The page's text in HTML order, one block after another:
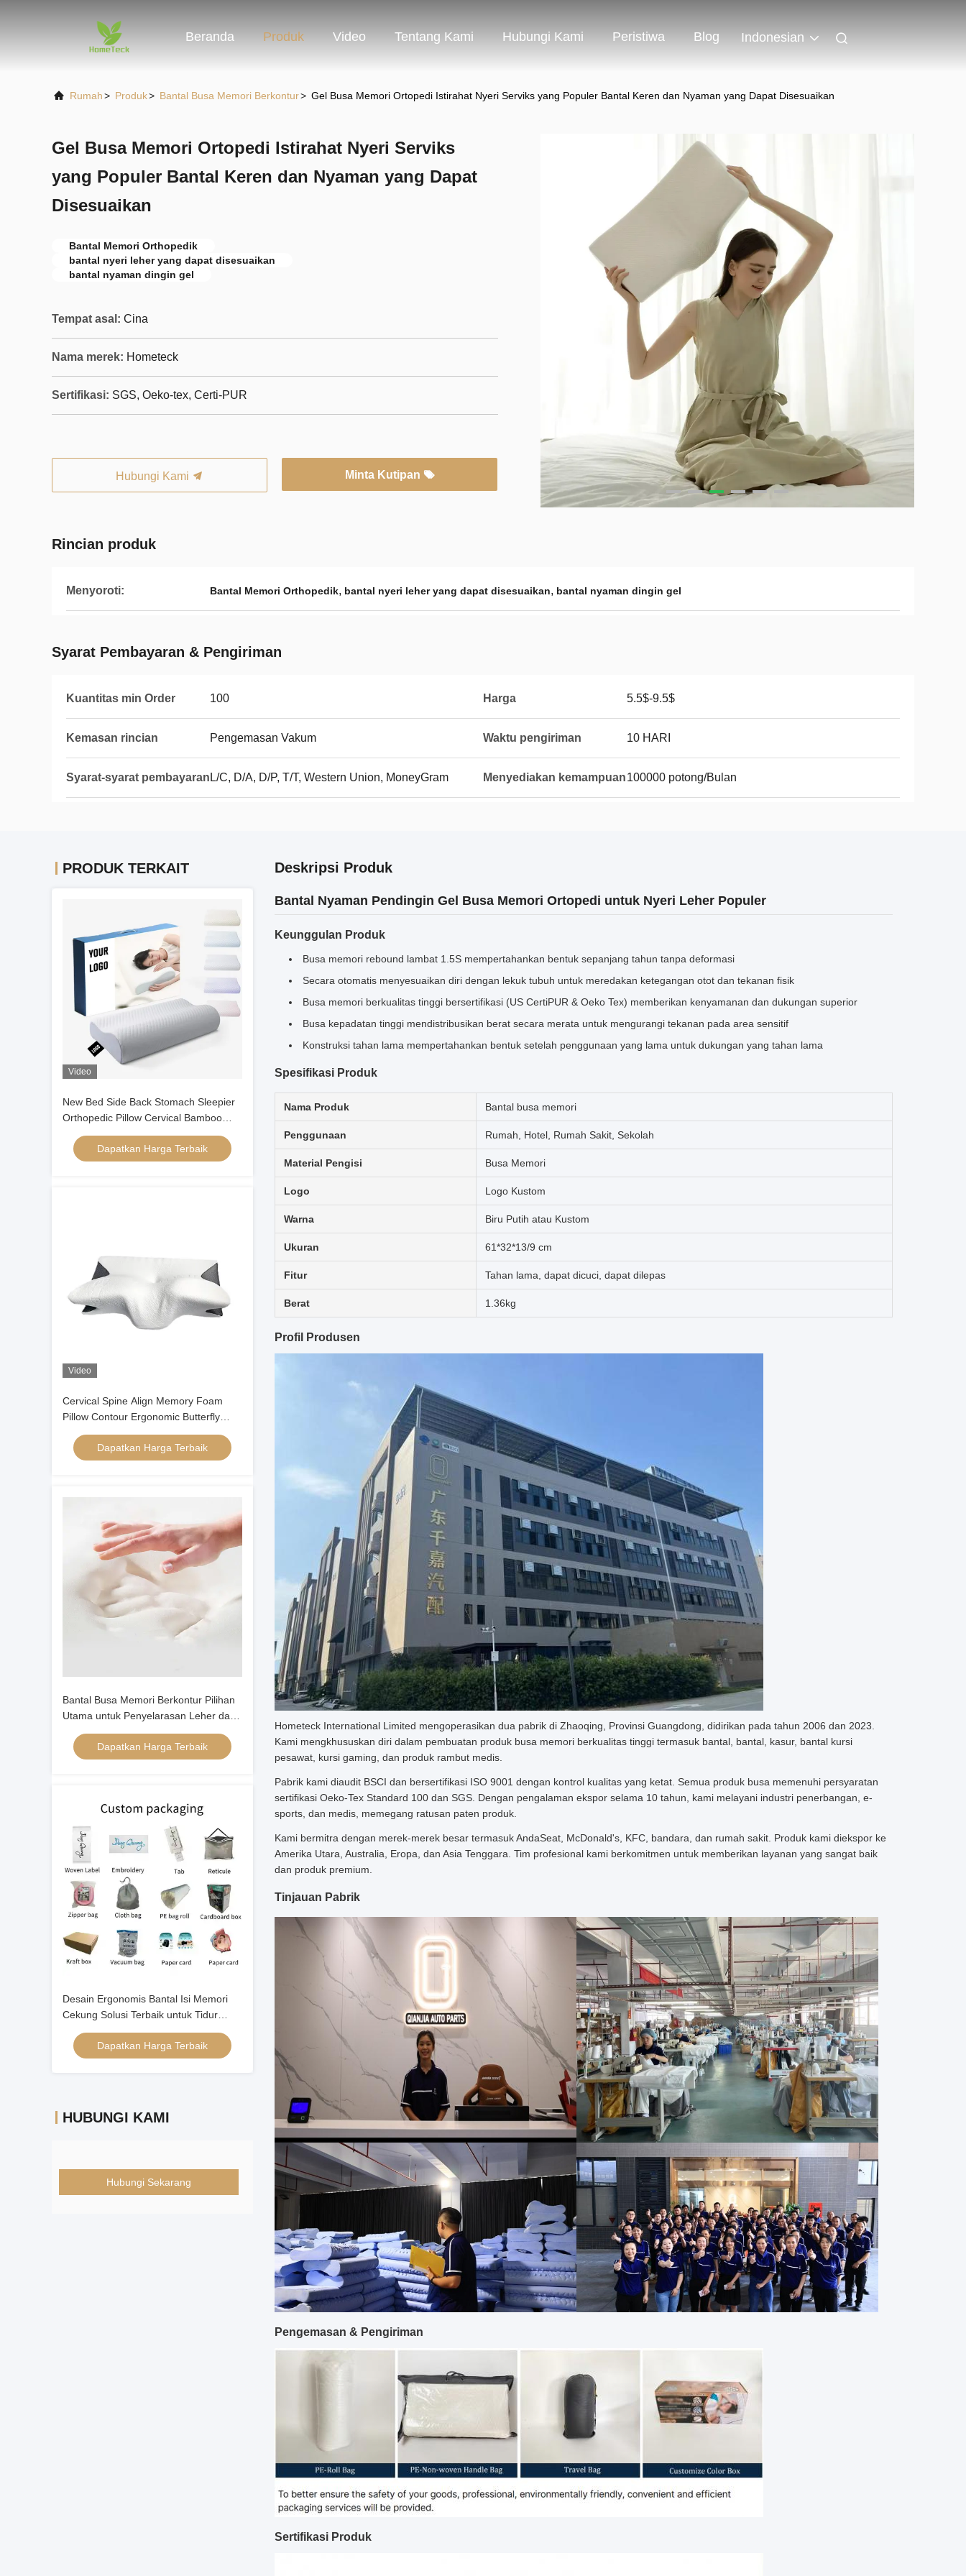
Beranda Produk Video Tentang Kami Hubungi Kami Peristiwa Blog Indonesian
Rumah> Produk> Bantal Busa Memori Berkontur> Gel Busa Memori Ortopedi Istirahat Nyeri Serviks yang Populer Bantal Keren dan Nyaman yang Dapat Disesuaikan
Gel Busa Memori Ortopedi Istirahat Nyeri Serviks
yang Populer Bantal Keren dan Nyaman yang Dapat
Disesuaikan
Bantal Memori Orthopedik
bantal nyeri leher yang dapat disesuaikan
bantal nyaman dingin gel
Tempat asal: Cina
Nama merek: Hometeck
Sertifikasi: SGS, Oeko-tex, Certi-PUR
Hubungi Kami Minta Kutipan
Rincian produk
Menyoroti: Bantal Memori Orthopedik, bantal nyeri leher yang dapat disesuaikan, bantal nyaman dingin gel
Syarat Pembayaran & Pengiriman
Kuantitas min Order 100 Harga 5.5$-9.5$
Kemasan rincian Pengemasan Vakum Waktu pengiriman 10 HARI
Syarat-syarat pembayaran L/C, D/A, D/P, T/T, Western Union, MoneyGram Menyediakan kemampuan100000 potong/Bulan
PRODUK TERKAIT
Video
New Bed Side Back Stomach Sleepier
Orthopedic Pillow Cervical Bamboo
Contour Ergonomic Memory Foam
Pillow Kepala Orthopedic
Dapatkan Harga Terbaik
Video
Cervical Spine Align Memory Foam
Pillow Contour Ergonomic Butterfly
Shape
Dapatkan Harga Terbaik
Bantal Busa Memori Berkontur Pilihan
Utama untuk Penyelarasan Leher dan
Kepala bagi Tidur Telentang
Dapatkan Harga Terbaik
Desain Ergonomis Bantal Isi Memori
Cekung Solusi Terbaik untuk Tidur
Malam yang Nyenyak
Dapatkan Harga Terbaik
HUBUNGI KAMI
Hubungi Sekarang
Deskripsi Produk
Bantal Nyaman Pendingin Gel Busa Memori Ortopedi untuk Nyeri Leher Populer
Keunggulan Produk
Busa memori rebound lambat 1.5S mempertahankan bentuk sepanjang tahun tanpa deformasi
Secara otomatis menyesuaikan diri dengan lekuk tubuh untuk meredakan ketegangan otot dan tekanan fisik
Busa memori berkualitas tinggi bersertifikasi (US CertiPUR & Oeko Tex) memberikan kenyamanan dan dukungan superior
Busa kepadatan tinggi mendistribusikan berat secara merata untuk mengurangi tekanan pada area sensitif
Konstruksi tahan lama mempertahankan bentuk setelah penggunaan yang lama untuk dukungan yang tahan lama
Spesifikasi Produk
Nama Produk Bantal busa memori
Penggunaan Rumah, Hotel, Rumah Sakit, Sekolah
Material Pengisi Busa Memori
Logo Logo Kustom
Warna Biru Putih atau Kustom
Ukuran 61*32*13/9 cm
Fitur Tahan lama, dapat dicuci, dapat dilepas
Berat 1.36kg
Profil Produsen
Hometeck International Limited mengoperasikan dua pabrik di Zhaoqing, Provinsi Guangdong, didirikan pada tahun 2006 dan 2023.
Kami mengkhususkan diri dalam pembuatan produk busa memori berkualitas tinggi termasuk bantal, bantal, kasur, bantal kursi
pesawat, kursi gaming, dan produk rambut medis.
Pabrik kami diaudit BSCI dan bersertifikasi ISO 9001 dengan kontrol kualitas yang ketat. Semua produk busa memenuhi persyaratan
sertifikasi Oeko-Tex Standard 100 dan SGS. Dengan pengalaman ekspor selama 10 tahun, kami melayani industri penerbangan, e-
sports, dan medis, memegang ratusan paten produk.
Kami bermitra dengan merek-merek besar termasuk AndaSeat, McDonald's, KFC, bandara, dan rumah sakit. Produk kami diekspor ke
Amerika Utara, Australia, Eropa, dan Asia Tenggara. Tim profesional kami berkomitmen untuk memberikan layanan yang sangat baik
dan produk premium.
Tinjauan Pabrik
Pengemasan & Pengiriman
Sertifikasi Produk